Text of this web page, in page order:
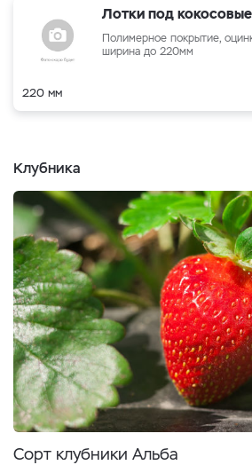
Лотки под
Полимерное покрытие,
ширина до 220мм
220 мм
Клубника
Сорт клубники Альба